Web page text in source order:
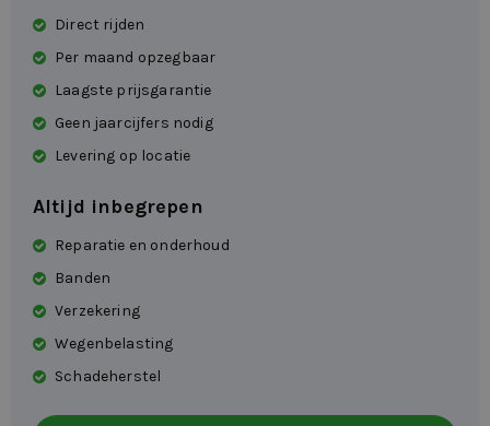
Direct rijden
Per maand opzegbaar
Laagste prijsgarantie
Geen jaarcijfers nodig
Levering op locatie
Altijd inbegrepen
Reparatie en onderhoud
Banden
Verzekering
Wegenbelasting
Schadeherstel